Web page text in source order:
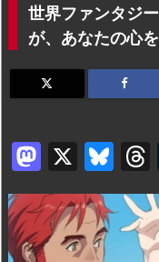
世界ファンタジ
が、あなたの心
M
a
st
o
X
Bl
u
e
s